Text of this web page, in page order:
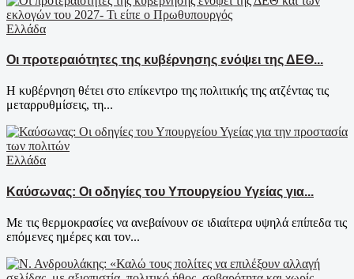
Ελλάδα
Οι προτεραιότητες της κυβέρνησης ενόψει της ΔΕΘ...
Η κυβέρνηση θέτει στο επίκεντρο της πολιτικής της ατζέντας τις
μεταρρυθμίσεις, τη...
Ελλάδα
Καύσωνας: Οι οδηγίες του Υπουργείου Υγείας για...
Με τις θερμοκρασίες να ανεβαίνουν σε ιδιαίτερα υψηλά επίπεδα τις
επόμενες ημέρες και τον...